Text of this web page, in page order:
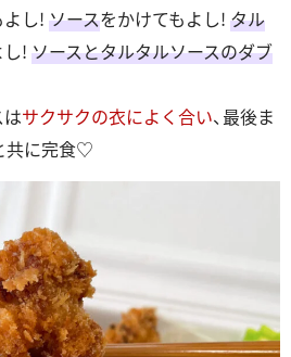
よし! ソースをかけてもよし! タル
! ソースとタルタルソースのダブ
サクサクの衣によく合い、最後ま
共に完食♡